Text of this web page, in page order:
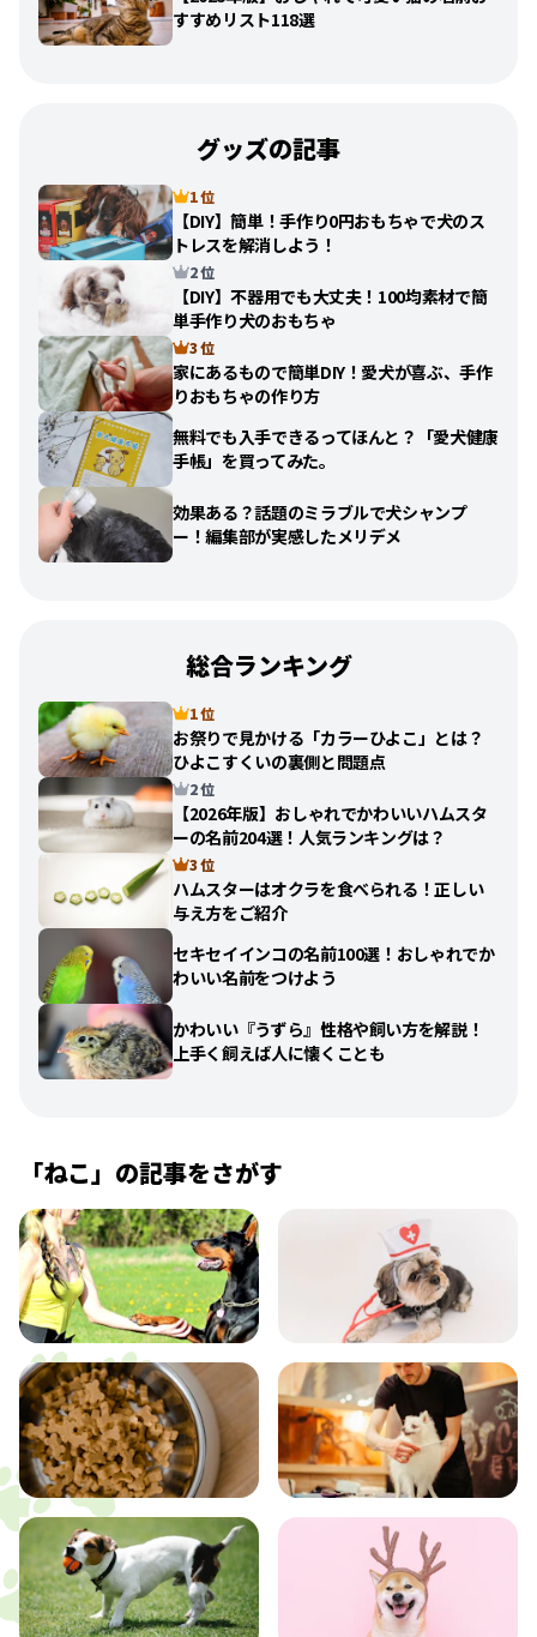
すすめリスト118選
グッズの記事
1 位
【DIY】簡単！手作り0円おもちゃで犬のス
トレスを解消しよう！
2 位
【DIY】不器用でも大丈夫！100均素材で簡
単手作り犬のおもちゃ
3 位
家にあるもので簡単DIY！愛犬が喜ぶ、手作
りおもちゃの作り方
無料でも入手できるってほんと？「愛犬健康
手帳」を買ってみた。
効果ある？話題のミラブルで犬シャンプ
ー！編集部が実感したメリデメ
総合ランキング
1 位
お祭りで見かける「カラーひよこ」とは？
ひよこすくいの裏側と問題点
2 位
【2026年版】おしゃれでかわいいハムスタ
ーの名前204選！人気ランキングは？
3 位
ハムスターはオクラを食べられる！正しい
与え方をご紹介
セキセイインコの名前100選！おしゃれでか
わいい名前をつけよう
かわいい『うずら』性格や飼い方を解説！
上手く飼えば人に懐くことも
「ねこ」の記事をさがす
飼い方 健康
食事 お手入れ